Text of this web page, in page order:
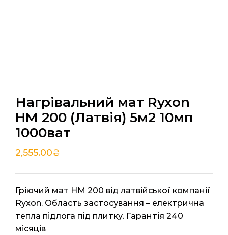
Нагрівальний мат Ryxon
HM 200 (Латвія) 5м2 10мп
1000ват
2,555.00₴
Гріючий мат HM 200 від латвійської компанії
Ryxon. Область застосування – електрична
тепла підлога під плитку. Гарантія 240
місяців